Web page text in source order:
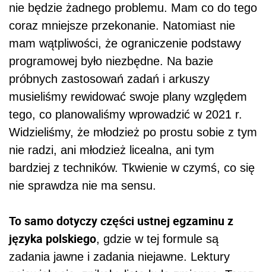
nie będzie żadnego problemu. Mam co do tego
coraz mniejsze przekonanie. Natomiast nie
mam wątpliwości, że ograniczenie podstawy
programowej było niezbędne. Na bazie
próbnych zastosowań zadań i arkuszy
musieliśmy rewidować swoje plany względem
tego, co planowaliśmy wprowadzić w 2021 r.
Widzieliśmy, że młodzież po prostu sobie z tym
nie radzi, ani młodzież licealna, ani tym
bardziej z techników. Tkwienie w czymś, co się
nie sprawdza nie ma sensu.
To samo dotyczy części ustnej egzaminu z
języka polskiego, gdzie w tej formule są
zadania jawne i zadania niejawne. Lektury